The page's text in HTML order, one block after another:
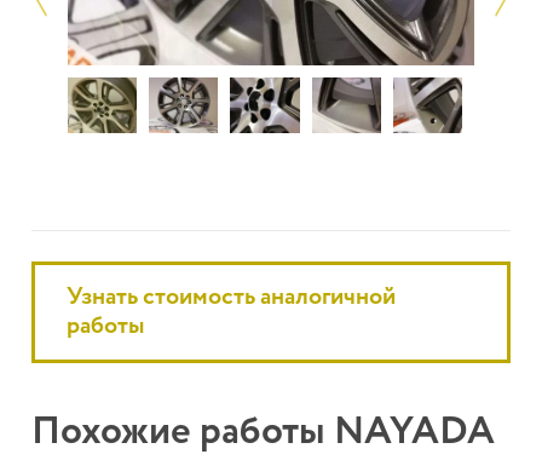
Узнать стоимость аналогичной
работы
Похожие работы NAYADA